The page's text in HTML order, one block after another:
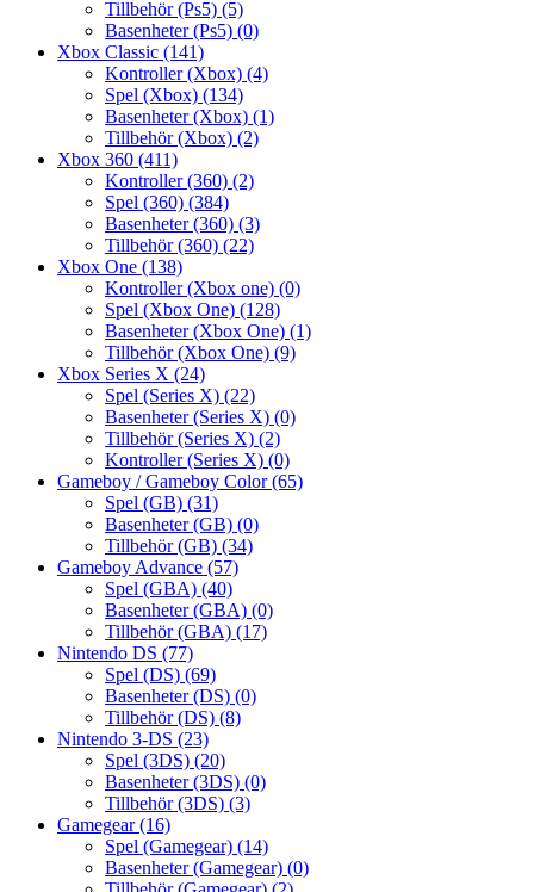
Tillbehör (Ps5) (5)
Basenheter (Ps5) (0)
Xbox Classic (141)
Kontroller (Xbox) (4)
Spel (Xbox) (134)
Basenheter (Xbox) (1)
Tillbehör (Xbox) (2)
Xbox 360 (411)
Kontroller (360) (2)
Spel (360) (384)
Basenheter (360) (3)
Tillbehör (360) (22)
Xbox One (138)
Kontroller (Xbox one) (0)
Spel (Xbox One) (128)
Basenheter (Xbox One) (1)
Tillbehör (Xbox One) (9)
Xbox Series X (24)
Spel (Series X) (22)
Basenheter (Series X) (0)
Tillbehör (Series X) (2)
Kontroller (Series X) (0)
Gameboy / Gameboy Color(65)
Spel (GB) (31)
Basenheter (GB) (0)
Tillbehör (GB) (34)
Gameboy Advance (57)
Spel (GBA) (40)
Basenheter (GBA) (0)
Tillbehör (GBA) (17)
Nintendo DS (77)
Spel (DS) (69)
Basenheter (DS) (0)
Tillbehör (DS) (8)
Nintendo 3-DS (23)
Spel (3DS) (20)
Basenheter (3DS) (0)
Tillbehör (3DS) (3)
Gamegear(16)
Spel (Gamegear) (14)
Basenheter (Gamegear) (0)